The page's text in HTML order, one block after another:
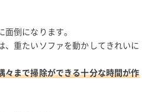
倒になります。
、重たいソファを動かしてきれいに
々まで掃除ができる十分な時間が作